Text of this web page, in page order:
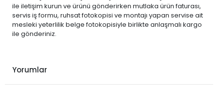
PEUGEOT
208 2012-2020 DİZEL
1.4 HDi
PEUGEOT
208 2012-2020 DİZEL
1.6 BlueHDi
PEUGEOT
3008 2009-2016
PEUGEOT
3008 2009-2016 DİZEL
1.6 E-HDi
ile iletişim kurun ve ürünü gönderirken mutlaka ürün faturası,
servis iş formu, ruhsat fotokopisi ve montajı yapan servise ait
mesleki yeterlilik belge fotokopisiyle birlikte anlaşmalı kargo
ile gönderiniz.
Yorumlar